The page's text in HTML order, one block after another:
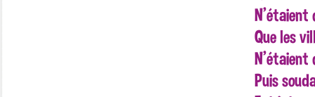
Que les
Puis